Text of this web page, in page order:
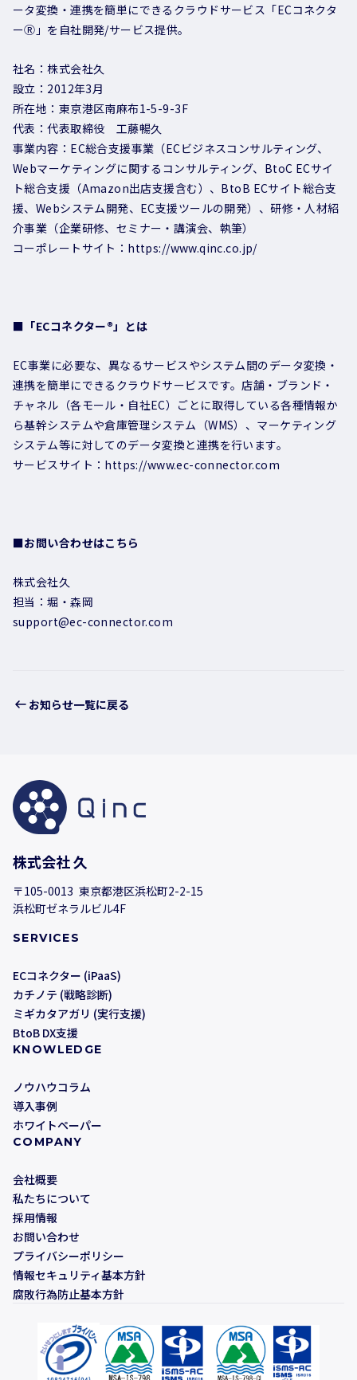
ータ変換・連携を簡単にできるクラウドサービス「ECコネクタ
ーⓇ」を自社開発/サービス提供。
社名：株式会社久
設立：2012年3月
所在地：東京港区南麻布1-5-9-3F
代表：代表取締役 工藤暢久
事業内容：EC総合支援事業（ECビジネスコンサルティング、
Webマーケティングに関するコンサルティング、BtoC ECサイ
ト総合支援（Amazon出店支援含む）、BtoB ECサイト総合支
援、Webシステム開発、EC支援ツールの開発）、研修・人材紹
介事業（企業研修、セミナー・講演会、執筆）
コーポレートサイト：https://www.qinc.co.jp/
■「ECコネクター®」とは
EC事業に必要な、異なるサービスやシステム間のデータ変換・
連携を簡単にできるクラウドサービスです。店舗・ブランド・
チャネル（各モール・自社EC）ごとに取得している各種情報か
ら基幹システムや倉庫管理システム（WMS）、マーケティング
システム等に対してのデータ変換と連携を行います。
サービスサイト：https://www.ec-connector.com
■お問い合わせはこちら
株式会社久
担当：堀・森岡
support@ec-connector.com
お知らせ一覧に戻る
株式会社 久
〒105-0013 東京都港区浜松町2-2-15
浜松町ゼネラルビル4F
SERVICES
ECコネクター (iPaaS)
カチノテ (戦略診断)
ミギカタアガリ (実行支援)
BtoB DX支援
KNOWLEDGE
ノウハウコラム
導入事例
ホワイトペーパー
COMPANY
会社概要
私たちについて
採用情報
お問い合わせ
プライバシーポリシー
情報セキュリティ基本方針
腐敗行為防止基本方針